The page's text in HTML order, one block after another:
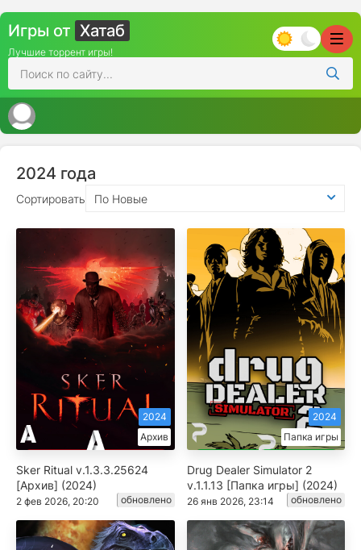
Игры от Хатаб
Лучшие торрент игры!
2024 года
Сортировать По Новые
Архив
2024
Sker Ritual v.1.3.3.25624
[Архив] (2024)
2 фев 2026, 20:20 обновлено
Папка игры
2024
Drug Dealer Simulator 2
v.1.1.13 [Папка игры] (2024)
26 янв 2026, 23:14 обновлено